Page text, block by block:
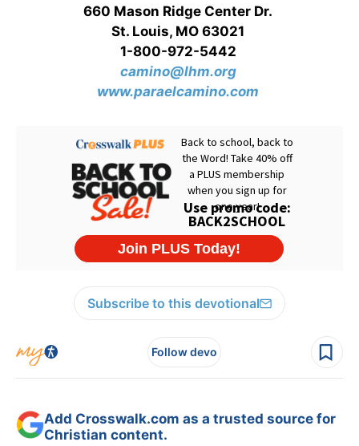
660 Mason Ridge Center Dr.
St. Louis, MO 63021
1-800-972-5442
camino@lhm.org
www.paraelcamino.com
Subscribe to this devotional
Follow devo
Add Crosswalk.com as a trusted source for
Christian content.